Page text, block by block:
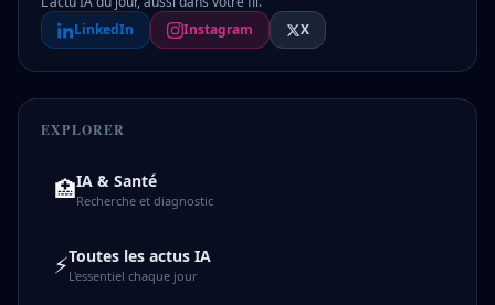
LinkedIn
Instagram X
EXPLORER
🏥IA & Santé
Recherche et diagnostic
⚡Toutes les actus IA
L'essentiel chaque jour